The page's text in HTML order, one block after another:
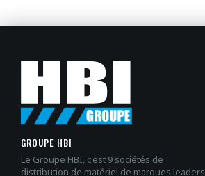
GROUPE HBI
Le Groupe HBI, c'est 9 sociétés de
distribution de matériel de marques leaders